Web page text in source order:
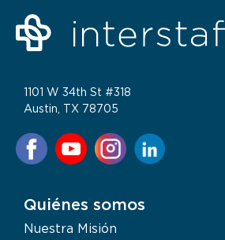
1101 W 34th St #318
Austin, TX 78705
Quiénes somos
Nuestra Misión